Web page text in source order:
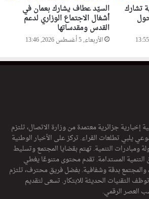
تشارك السيّد عطاف يشارك بعمان في
أشغال الاجتماع الوزاري لدعم
القدس ومقدساتها
الأربعاء, 5 أغسطس 2026, 13:46
إخبارية جزائرية معتمدة من وزارة الاتصال، تلتزم
يلبي تطلعات القراء. تركز على الأخبار الوطنية
ومبادرات التنمية. تهتم بقضايا المجتمع وتسليط
المستدامة. تقدم محتوى متنوعًا يغطي
والمجتمع بدقة وشفافية. بفضل فريق محترف، تلتزم
التقنيات الحديثة للابتكار. تسعى لتقديم
العصر الرقمي.